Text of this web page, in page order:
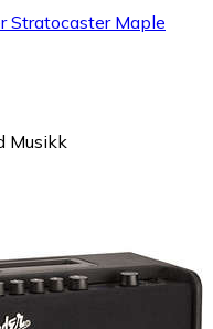
Stratocaster Maple
Musikk